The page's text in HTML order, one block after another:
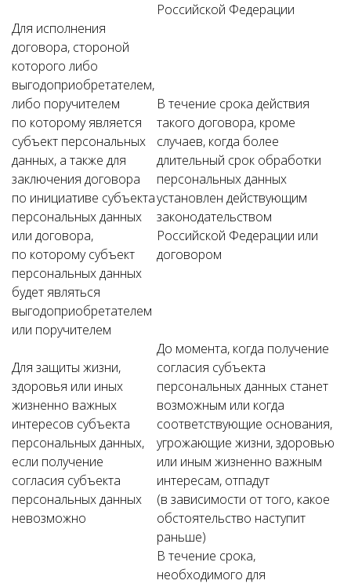
Российской Федерации
Для исполнения
договора, стороной
которого либо
выгодоприобретателем,
либо поручителем
по которому является
субъект персональных
данных, а также для
заключения договора
по инициативе субъекта
персональных данных
или договора,
по которому субъект
персональных данных
будет являться
выгодоприобретателем
или поручителем
В течение срока действия
такого договора, кроме
случаев, когда более
длительный срок обработки
персональных данных
установлен действующим
законодательством
Российской Федерации или
договором
Для защиты жизни,
здоровья или иных
жизненно важных
интересов субъекта
персональных данных,
если получение
согласия субъекта
персональных данных
невозможно
До момента, когда получение
согласия субъекта
персональных данных станет
возможным или когда
соответствующие основания,
угрожающие жизни, здоровью
или иным жизненно важным
интересам, отпадут
(в зависимости от того, какое
обстоятельство наступит
раньше)
В течение срока,
необходимого для